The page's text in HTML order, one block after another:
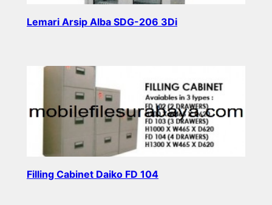
Lemari Arsip Alba SDG-206 3Di
Filling Cabinet Daiko FD 104